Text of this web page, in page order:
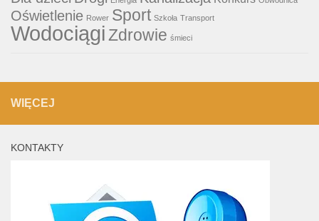
Oświetlenie Rower Sport Szkoła Transport
WodociągiZdrowie śmieci
WIĘCEJ
KONTAKTY